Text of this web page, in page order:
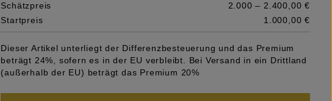
Schätzpreis
2.000 – 2.400,00 €
Startpreis
1.000,00 €
Dieser Artikel unterliegt der Differenzbesteuerung und das Premium
beträgt 24%, sofern es in der EU verbleibt. Bei Versand in ein Drittland
(außerhalb der EU) beträgt das Premium 20%